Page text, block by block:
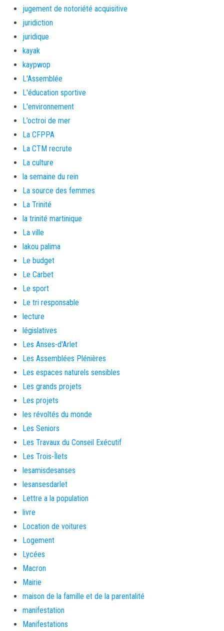
jugement de notoriété acquisitive
juridiction
juridique
kayak
kaypwop
L'Assemblée
L'éducation sportive
L'environnement
L’octroi de mer
La CFPPA
La CTM recrute
La culture
la semaine du rein
La source des femmes
La Trinité
la trinité martinique
La ville
lakou palima
Le budget
Le Carbet
Le sport
Le tri responsable
lecture
législatives
Les Anses-d'Arlet
Les Assemblées Plénières
Les espaces naturels sensibles
Les grands projets
Les projets
les révoltés du monde
Les Seniors
Les Travaux du Conseil Exécutif
Les Trois-Îlets
lesamisdesanses
lesansesdarlet
Lettre a la population
livre
Location de voitures
Logement
Lycées
Macron
Mairie
maison de la famille et de la parentalité
manifestation
Manifestations